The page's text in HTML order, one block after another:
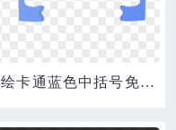
手绘卡通蓝色中括号免抠素材